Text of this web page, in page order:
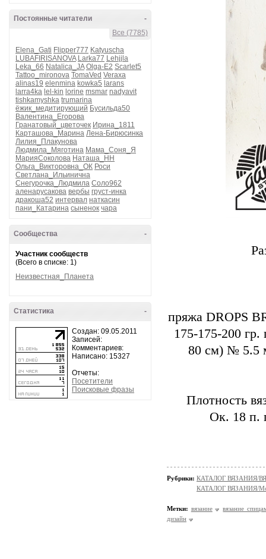
-
Постоянные читатели
Все (7785)
Elena_Gati Flipper777 Katyuscha
LUBAFIRISANOVA Larka77 Lehjjla
Leka_66 Natalica_JA Olga-E2 Scarlet5
Tattoo_mironova TomaVed Veraxa
alinas19 elenmina kowka5 larans
larra4ka lel-kin lorine msmar nadyavit
tishkamyshka trumarina
ёжик_медитирующий Бусильда50
Валентина_Егорова
Гранатовый_цветочек Ирина_1811
Карташова_Марина Лена-Бирюсинка
Лилия_Плакунова
Людмила_Мяготина Мама_Соня_Я
МарияСоколова Наташа_НН
Ольга_Викторовна_ОК Роси
Светлана_Ильинична
Снегурочка_Людмила Соло962
аленарусакова вербы груст-инка
дракоша52 интервал наткасин
пани_Катарина сыненок чара
-
Сообщества
Участник сообществ
(Всего в списке: 1)
Неизвестная_Планета
-
Статистика
Создан: 09.05.2011
Записей:
Комментариев:
Написано: 15327
Отчеты:
Посетители
Поисковые фразы
пряжа DROPS
175-175-200
80 см) № 5.5
Плотность
Ок. 18 п.
Рубрики: КАТАЛОГ ВЯЗАНИЯ/
КАТАЛОГ ВЯЗАНИЯ/
Метки: вязание
вязание
дизайн